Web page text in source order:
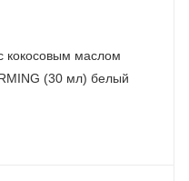
кокосовым маслом
(30 мл) белый